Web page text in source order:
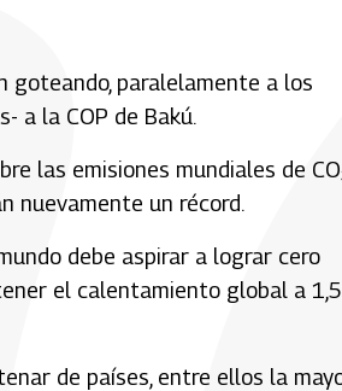
paralelamente a los
a la COP de Bakú.
las emisiones mundiales de
nuevamente un récord.
debe aspirar a lograr cero
el calentamiento global a 1,5
de países, entre ellos la